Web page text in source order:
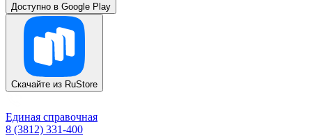
Доступно в Google Play
Скачайте из RuStore
Единая справочная
8 (3812) 331-400